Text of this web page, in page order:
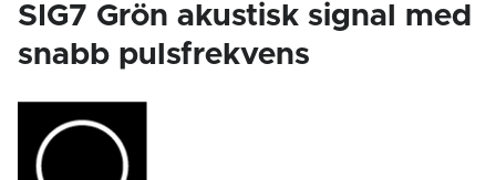
SIG7 Grön akustisk signal med
snabb pulsfrekvens